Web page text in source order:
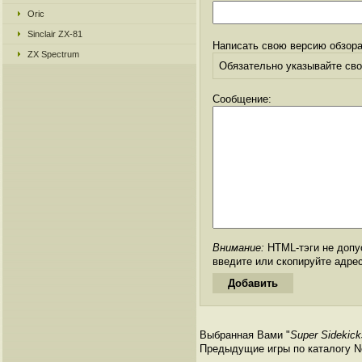
Oric
Sinclair ZX-81
ZX Spectrum
Написать свою версию
Обязательно указывайте
Сообщение:
Внимание: HTML-тэги не
введите или скопируйте
Выбранная Вами "Super
Предыдущие игры по каталогу